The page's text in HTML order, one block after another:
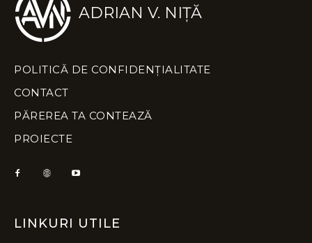
ADRIAN V. NIȚĂ
POLITICĂ DE CONFIDENȚIALITATE
CONTACT
PĂREREA TA CONTEAZĂ
PROIECTE
LINKURI UTILE